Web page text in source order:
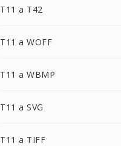
T11 a T42
T11 a WOFF
T11 a WBMP
T11 a SVG
T11 a TIFF